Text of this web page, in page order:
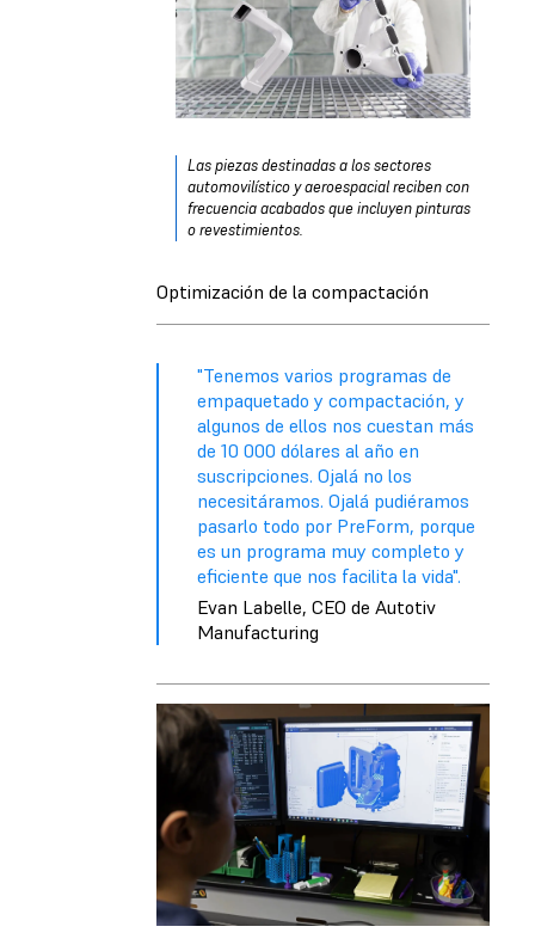
Las piezas destinadas a los sectores
automovilístico y aeroespacial reciben con
frecuencia acabados que incluyen pinturas
o revestimientos.
Optimización de la compactación
"Tenemos varios programas de
empaquetado y compactación, y
algunos de ellos nos cuestan más
de 10 000 dólares al año en
suscripciones. Ojalá no los
necesitáramos. Ojalá pudiéramos
pasarlo todo por PreForm, porque
es un programa muy completo y
eficiente que nos facilita la vida".
Evan Labelle, CEO de Autotiv
Manufacturing